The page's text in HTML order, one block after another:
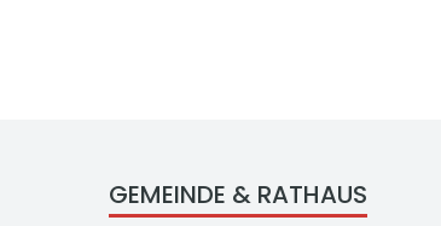
GEMEINDE & RATHAUS